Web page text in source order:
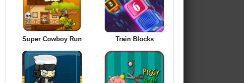
Super Cowboy Run Train Blocks